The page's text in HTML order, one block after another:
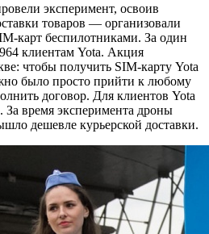
эксперимент, освоив
товаров — организовали
карт беспилотниками. За один
клиентам Yota. Акция
чтобы получить SIM-карту Yota
было просто прийти к любому
договор. Для клиентов Yota
За время эксперимента дроны
дешевле курьерской доставки.